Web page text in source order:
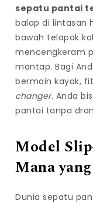
sepatu pantai
balap di lintasan
bawah telapak
mencengkeram
mantap. Bagi
bermain kayak,
changer. Anda
pantai tanpa
Model
Mana
Dunia sepatu